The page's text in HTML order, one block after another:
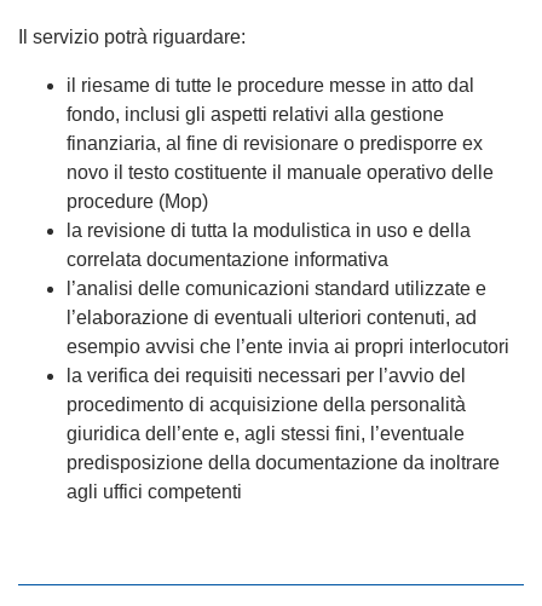
Il servizio potrà riguardare:
il riesame di tutte le procedure messe in atto dal
fondo, inclusi gli aspetti relativi alla gestione
finanziaria, al fine di revisionare o predisporre ex
novo il testo costituente il manuale operativo delle
procedure (Mop)
la revisione di tutta la modulistica in uso e della
correlata documentazione informativa
l’analisi delle comunicazioni standard utilizzate e
l’elaborazione di eventuali ulteriori contenuti, ad
esempio avvisi che l’ente invia ai propri interlocutori
la verifica dei requisiti necessari per l’avvio del
procedimento di acquisizione della personalità
giuridica dell’ente e, agli stessi fini, l’eventuale
predisposizione della documentazione da inoltrare
agli uffici competenti